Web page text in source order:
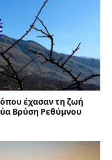
έχασαν τη ζωή
Βρύση Ρεθύμνου